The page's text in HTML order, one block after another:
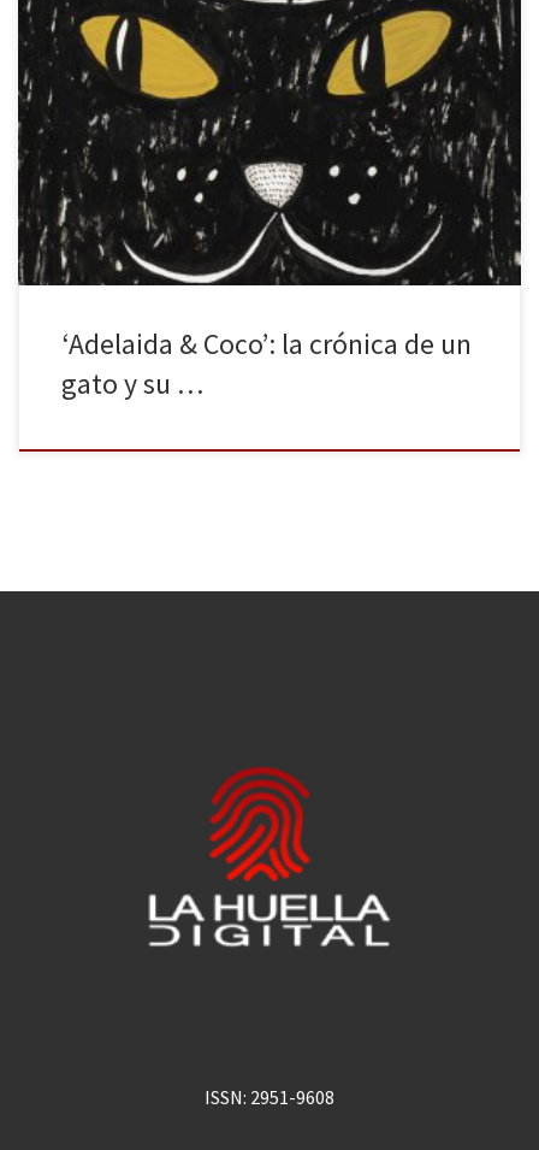
Los gatos han conquistado Internet y parece que “el mundo se
divide en dos: los amantes de los gatos… y el resto” como se
recoge en Adelaida & Coco. Adelaida, protagonista del libro,
pertenece al primer grupo. Eire presenta en Grijalbo un cómic
sobre una joven freelance que vive con […]
‘Adelaida & Coco’: la crónica de un
gato y su …
ISSN: 2951-9608